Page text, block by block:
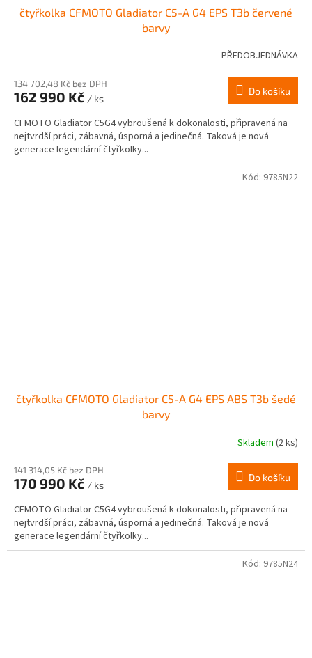
čtyřkolka CFMOTO Gladiator C5-A G4 EPS T3b červené
barvy
PŘEDOBJEDNÁVKA
134 702,48 Kč bez DPH
162 990 Kč / ks
Do košíku
CFMOTO Gladiator C5G4 vybroušená k dokonalosti, připravená na
nejtvrdší práci, zábavná, úsporná a jedinečná. Taková je nová
generace legendární čtyřkolky...
čtyřkolka CFMOTO Gladiator C5-A G4 EPS ABS T3b šedé
barvy
Skladem (2 ks)
141 314,05 Kč bez DPH
170 990 Kč / ks
Do košíku
CFMOTO Gladiator C5G4 vybroušená k dokonalosti, připravená na
nejtvrdší práci, zábavná, úsporná a jedinečná. Taková je nová
generace legendární čtyřkolky...
Kód: 9785N22
Kód: 9785N24